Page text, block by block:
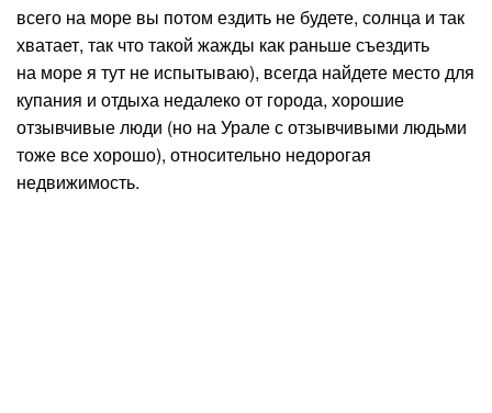
всего на море вы потом ездить не будете, солнца и так
хватает, так что такой жажды как раньше съездить
на море я тут не испытываю), всегда найдете место для
купания и отдыха недалеко от города, хорошие
отзывчивые люди (но на Урале с отзывчивыми людьми
тоже все хорошо), относительно недорогая
недвижимость.